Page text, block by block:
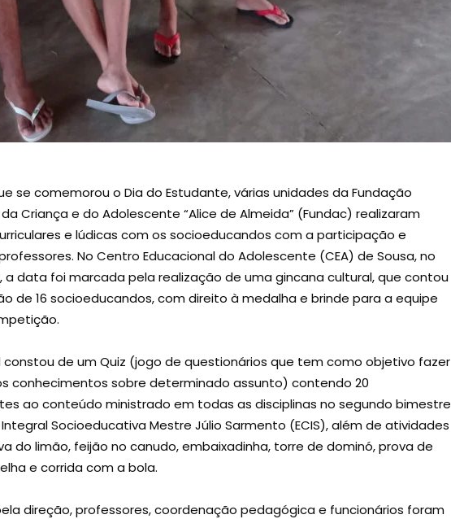
se comemorou o Dia do Estudante, várias unidades da Fundação
Criança e do Adolescente “Alice de Almeida” (Fundac) realizaram
e lúdicas com os socioeducandos com a participação e
No Centro Educacional do Adolescente (CEA) de Sousa, no
a data foi marcada pela realização de uma gincana cultural, que contou
de 16 socioeducandos, com direito à medalha e brinde para a equipe
constou de um Quiz (jogo de questionários que tem como objetivo fazer
conhecimentos sobre determinado assunto) contendo 20
ao conteúdo ministrado em todas as disciplinas no segundo bimestre
Socioeducativa Mestre Júlio Sarmento (ECIS), além de atividades
do limão, feijão no canudo, embaixadinha, torre de dominó, prova de
e corrida com a bola.
direção, professores, coordenação pedagógica e funcionários foram